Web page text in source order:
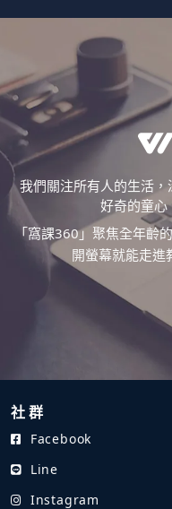
我們關注所有人的生活
好奇的童心
「窩課360」聚焦全年齡
開螢幕就能走進
社 群
Facebook
Line
Instagram